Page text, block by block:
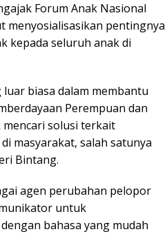
Forum Anak Nasional
menyosialisasikan pentingnya
kepada seluruh anak di
biasa dalam membantu
Perempuan dan
mencari solusi terkait
masyarakat, salah satunya
Bintang.
agen perubahan pelopor
untuk
bahasa yang mudah